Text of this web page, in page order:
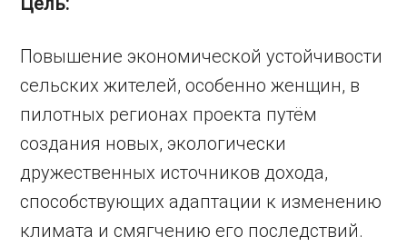
Повышение экономической устойчивости
сельских жителей, особенно женщин, в
пилотных регионах проекта путём
создания новых, экологически
дружественных источников дохода,
способствующих адаптации к изменению
климата и смягчению его последствий.